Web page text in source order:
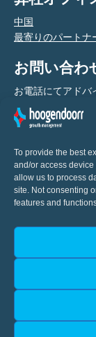
To provide the best
and/or access device
allow us to process
site. Not consenting
features and
中国
最寄りのパートナ
お問い合わ
お電話にてアドバ
+31 (0) 10
園芸の自動化